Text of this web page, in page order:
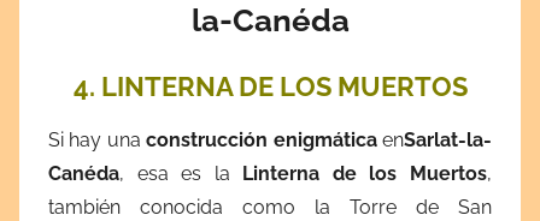
la-Canéda
4. LINTERNA DE LOS MUERTOS
Si hay unaconstrucción enigmáticaenSarlat-la-
Canéda, esa es la Linterna de los Muertos,
también conocida como la Torre de San